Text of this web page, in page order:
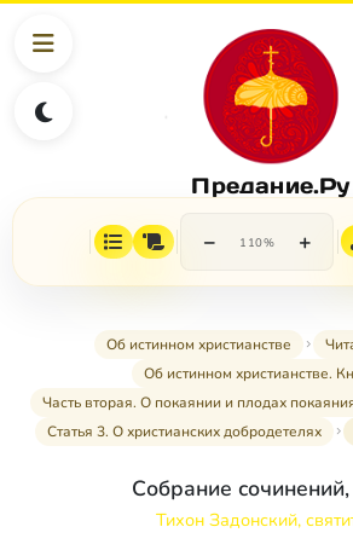
Предание.Ру
− 110% +
Об истинном христианстве
Об истинном христианстве.
Часть вторая. О покаянии и плодах
Статья 3. О христианских добродетелях
Собрание
Тихон Задонский,